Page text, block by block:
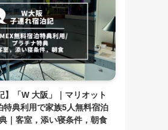
】「W 大阪」｜マリオット
特典利用で家族5人無料宿泊
｜客室，添い寝条件，朝食